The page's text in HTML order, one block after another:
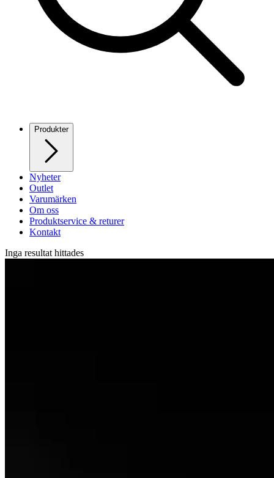
Produkter
Nyheter
Outlet
Varumärken
Om oss
Produktservice & returer
Kontakt
Inga resultat hittades